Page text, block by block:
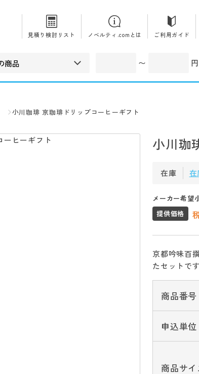
見積り検討リスト
ノベルティ.comとは ご利用ガイド
〜 円
小川珈琲 京珈琲ドリップコーヒーギフト
小川珈
在庫
メーカー希望
提供価格
京都吟味百
たセットで
商品番号
申込単位
商品サ